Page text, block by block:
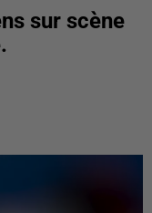
sur scène